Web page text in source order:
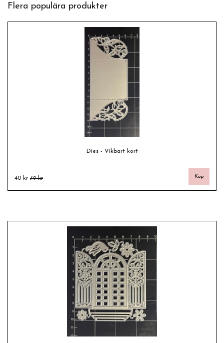
Flera populära produkter
Dies - Vikbart kort
40 kr 79 kr